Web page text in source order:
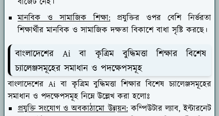
মানবিক ও সামাজিক শিক্ষা:প্রযুক্তির ওপর বেশি নির্ভরতা
শিক্ষার্থীর মানবিক ও সামাজিক দক্ষতা বিকাশে বাধা সৃষ্টি করছে।
বাংলাদেশের Ai বা কৃত্রিম বুদ্ধিমত্তা শিক্ষার বিশেষ
চ্যালেঞ্জসমূহের সমাধান ও পদক্ষেপসমূহ
বাংলাদেশের Ai বা কৃত্রিম বুদ্ধিমত্তা শিক্ষার বিশেষ চ্যালেঞ্জসমূহের
সমাধান ও পদক্ষেপসমূহ নিম্নে উল্লেখ করা হলোঃ
প্রযুক্তি সংযোগ ও অবকাঠামো উন্নয়ন:কম্পিউটার ল্যাব, ইন্টারনেট